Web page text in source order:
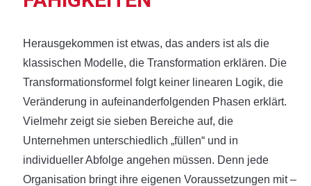
Herausgekommen ist etwas, das anders ist als die
klassischen Modelle, die Transformation erklären. Die
Transformationsformel folgt keiner linearen Logik, die
Veränderung in aufeinanderfolgenden Phasen erklärt.
Vielmehr zeigt sie sieben Bereiche auf, die
Unternehmen unterschiedlich „füllen“ und in
individueller Abfolge angehen müssen. Denn jede
Organisation bringt ihre eigenen Voraussetzungen mit –